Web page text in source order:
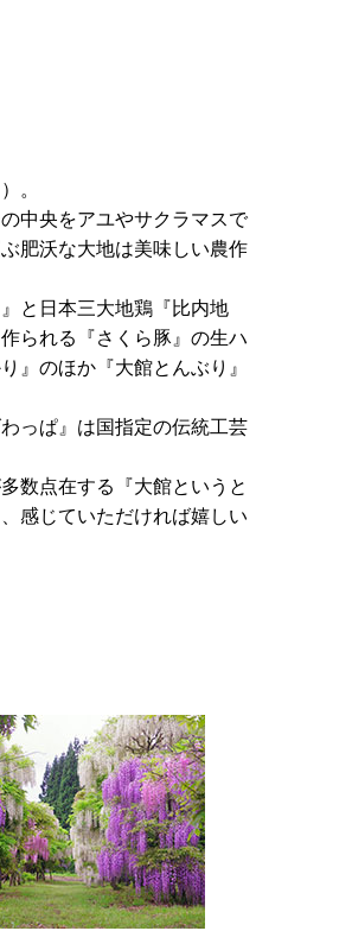
。
中央をアユやサクラマスで
肥沃な大地は美味しい農作
と日本三大地鶏『比内地
られる『さくら豚』の生ハ
』のほか『大館とんぶり』
っぱ』は国指定の伝統工芸
数点在する『大館というと
感じていただければ嬉しい